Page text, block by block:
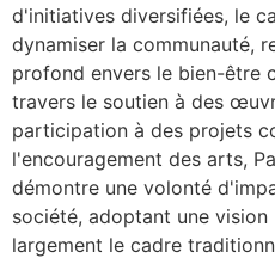
d'initiatives diversifiées, le
dynamiser la communauté,
profond envers le bien-être
travers le soutien à des
participation à des projets
l'encouragement des arts,
démontre une volonté
société, adoptant une
largement le cadre